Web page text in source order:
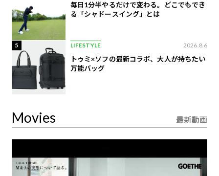
毎日1分半やるだけで変わる。どこでもでき
る「シャドースイング」とは
5 LIFESTYLE 2026.8.6
トゥミ×ソフの最新コラボ、大人が持ちたい
万能バッグ
Movies 最新動画